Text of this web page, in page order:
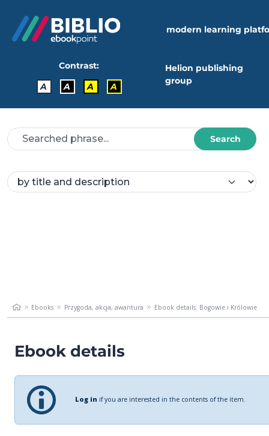
modern learning
Contrast:
A
A A A
Helion publishing
group
Search
Ebooks Przygoda, akcja, awantura Ebook details: Bogowie i Królowie
Ebook details
Log in if you are interested in the contents of the item.